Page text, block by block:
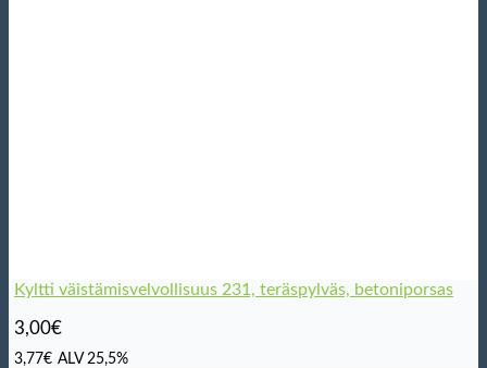
Kyltti väistämisvelvollisuus 231, teräspylväs, betoniporsas
3,00€
3,77€ ALV 25,5%